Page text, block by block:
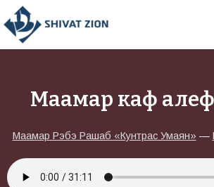
Маамар каф
Маамар Рэбэ Рашаб «Кунтрас Умаян» —